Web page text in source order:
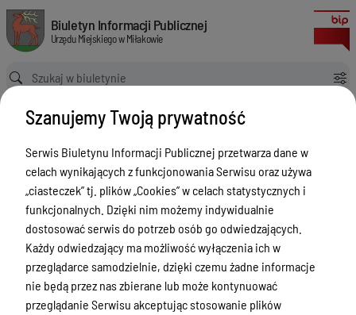
Zarządzenie Nr 2/2018 Burmistrza Miłakowa z dnia 17 stycznia 2018 roku
Biuletyn Informacji Publicznej Urzędu Miejskiego w Miłakowie
Biuletyn Informacji Publicznej
Urzędu Miejskiego w Miłakowie
Ścieżka powrotu
Strona główna
Akty prawne
Zarządzenie Nr 2/2018 Burmistrza Miłakowa z dnia 17 stycznia 2018 roku
Akty prawne
Menu Przedmiotowe
Urząd Miejski w Miłakowie
Gmina Miłakowo
Majątek i finanse
Zamówienia publiczne
Wersja obowiązująca
z dnia29-01-2019
15:00:46
Drukuj
Zarządzenie Nr
2/2018
Burmistrza
Szanujemy Twoją prywatność
Serwis Biuletynu Informacji Publicznej przetwarza dane w
celach wynikających z funkcjonowania Serwisu oraz używa
„ciasteczek” tj. plików „Cookies” w celach statystycznych i
funkcjonalnych. Dzięki nim możemy indywidualnie
dostosować serwis do potrzeb osób go odwiedzających.
Każdy odwiedzający ma możliwość wyłączenia ich w
przeglądarce samodzielnie, dzięki czemu żadne informacje
nie będą przez nas zbierane lub może kontynuować
przeglądanie Serwisu akceptując stosowanie plików